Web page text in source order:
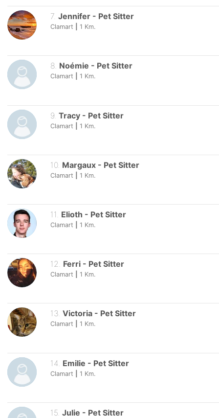
7. Jennifer - Pet Sitter
Clamart 1 Km.
8. Noémie - Pet Sitter
Clamart 1 Km.
9 Tracy - Pet Sitter
Clamart 1 Km.
10. Margaux - Pet Sitter
Clamart 1 Km.
11 Elioth - Pet Sitter
Clamart 1 Km.
12. Ferri - Pet Sitter
Clamart 1 Km.
13. Victoria - Pet Sitter
Clamart 1 Km.
14 Emilie - Pet Sitter
Clamart 1 Km.
15 Julie - Pet Sitter